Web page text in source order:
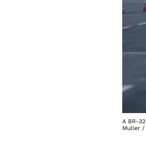
A BR-
Muller /